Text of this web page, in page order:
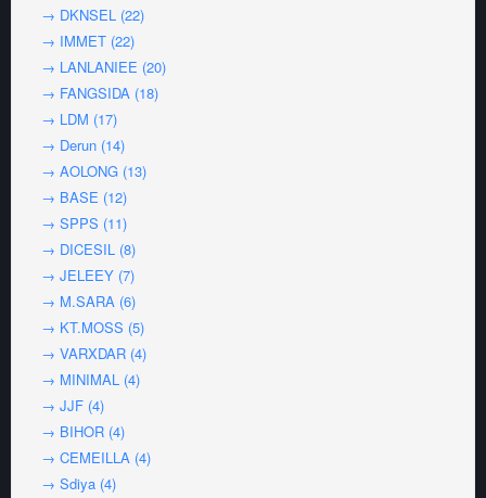
→ DKNSEL (22)
→ IMMET (22)
→ LANLANIEE (20)
→ FANGSIDA (18)
→ LDM (17)
→ Derun (14)
→ AOLONG (13)
→ BASE (12)
→ SPPS (11)
→ DICESIL (8)
→ JELEEY (7)
→ M.SARA (6)
→ KT.MOSS (5)
→ VARXDAR (4)
→ MINIMAL (4)
→ JJF (4)
→ BIHOR (4)
→ CEMEILLA (4)
→ Sdiya (4)